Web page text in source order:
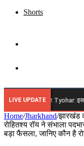
Shorts
for
LIVE UPDATE
2026 Vrat Tyohar: इस माह
Home/Jharkhand/झारखंड
रोहितश्य रॉय ने संभाला
बड़ा फैसला, जानिए कौन है